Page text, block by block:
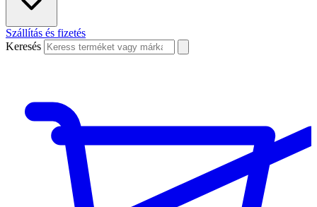
Szállítás és fizetés
Keresés